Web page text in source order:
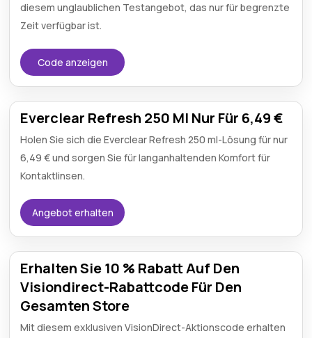
diesem unglaublichen Testangebot, das nur für begrenzte
Zeit verfügbar ist.
Code anzeigen
Everclear Refresh 250 Ml Nur Für 6,49 €
Holen Sie sich die Everclear Refresh 250 ml-Lösung für nur
6,49 € und sorgen Sie für langanhaltenden Komfort für
Kontaktlinsen.
Angebot erhalten
Erhalten Sie 10 % Rabatt Auf Den
Visiondirect-Rabattcode Für Den
Gesamten Store
Mit diesem exklusiven VisionDirect-Aktionscode erhalten